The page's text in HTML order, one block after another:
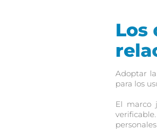
Los
Adoptar
para los
El marco